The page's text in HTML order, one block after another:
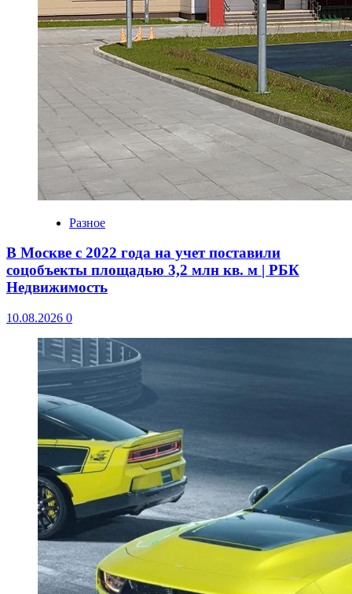
Разное
В Москве с 2022 года на учет поставили
соцобъекты площадью 3,2 млн кв. м | РБК
Недвижимость
10.08.2026 0